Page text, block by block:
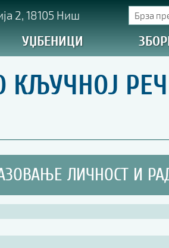
2, 18105 Ниш
УЏБЕНИЦИ
КЉУЧНОЈ
ЛИЧНОСТ И